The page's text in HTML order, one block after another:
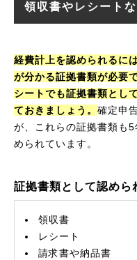
領収書やレシート
経費計上を認められるに
が分かる証拠書類が必要
シートでも証拠書類とし
ておきましょう。 確定申
が、これらの証拠書類も
められています。
証拠書類として認めら
領収書
レシート
請求書や納品書